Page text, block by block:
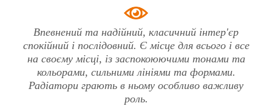
Впевнений та надійний, класичний інтер'єр
спокійний і послідовний. Є місце для всього і все
на своєму місці, із заспокоюючими тонами та
кольорами, сильними лініями та формами.
Радіатори грають в ньому особливо важливу
роль.